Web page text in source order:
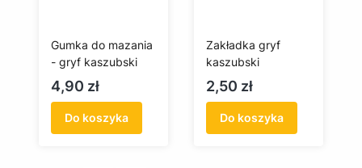
Gumka do mazania
- gryf kaszubski
Cena
4,90 zł
Do koszyka
Zakładka gryf
kaszubski
Cena
2,50 zł
Do koszyka